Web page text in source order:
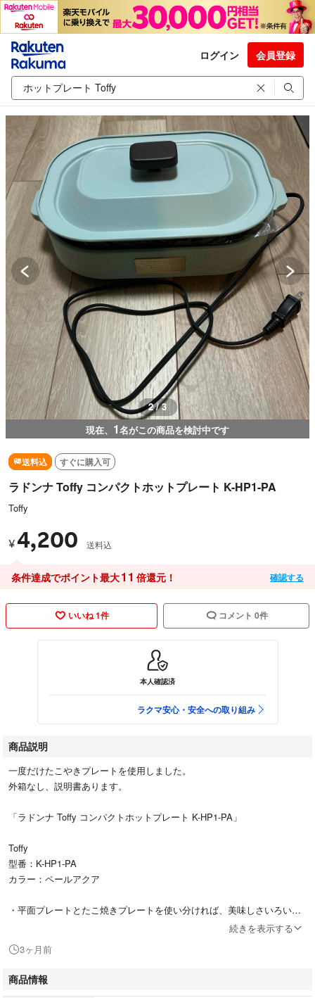
ログイン 会員登録
3 / 3
現在、 1名がこの商品を検討中です
送料込 すぐに購入可
ラドンナ Toffy コンパクトホットプレート K-HP1-PA
Toffy
¥4,200 送料込
条件達成でポイント最大11 倍還元！ 確認する
いいね 1件 コメント 0件
本人確認済
ラクマ安心・安全への取り組み
商品説明
一度だけたこやきプレートを使用しました。
外箱なし、説明書あります。
「ラドンナ Toffy コンパクトホットプレート K-HP1-PA」
Toffy
型番：K-HP1-PA
カラー：ペールアクア
・平面プレートとたこ焼きプレートを使い分ければ、美味しさいろい
ろ！・着脱式の平面プレートとたこ焼きプレートは交換可能。・コンパク
もできるので、主菜からデザートまで、様々なできたて料理をその場で味
わうことができます。
続きを表示する
3ヶ月前
商品情報